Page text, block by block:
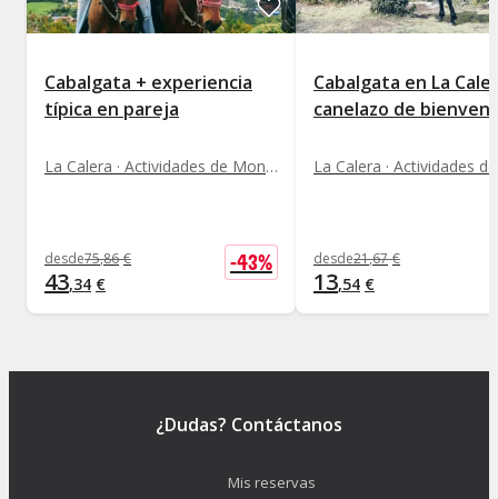
Cabalgata + experiencia
típica en pareja
La Calera · Actividades de Montaña
desde75,86 €
43,34 €
-43%
Cabalgata en La
canelazo de
desde21,67 €
13,54 €
¿Dudas? Contáctanos
Mis reservas